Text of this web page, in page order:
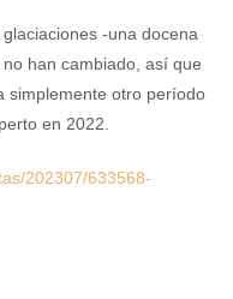
-una docena
han cambiado, así que
simplemente otro período
en 2022.
202307/633568-